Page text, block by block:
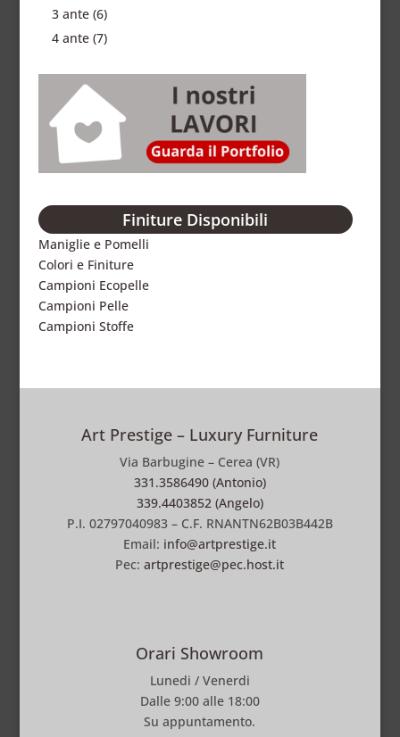
3 ante (6)
4 ante (7)
Finiture Disponibili
Maniglie e Pomelli
Colori e Finiture
Campioni Ecopelle
Campioni Pelle
Campioni Stoffe
Art Prestige – Luxury Furniture
Via Barbugine – Cerea (VR)
331.3586490 (Antonio)
339.4403852 (Angelo)
P.I. 02797040983 – C.F. RNANTN62B03B442B
Email: info@artprestige.it
Pec:artprestige@pec.host.it
Orari Showroom
Lunedi / Venerdi
Dalle 9:00 alle 18:00
Su appuntamento.